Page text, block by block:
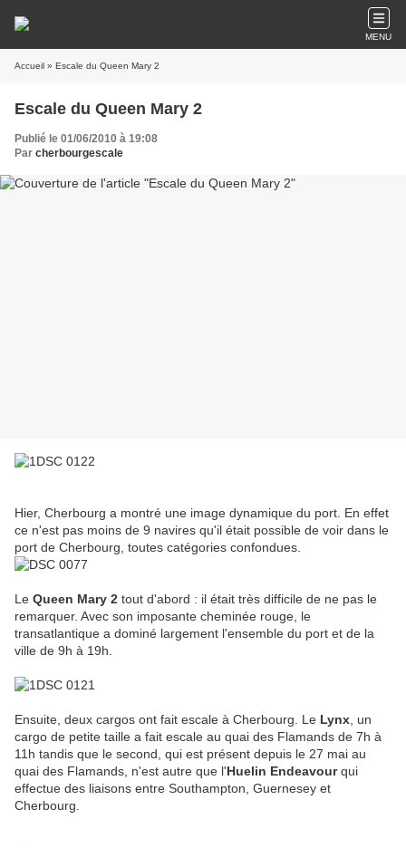
MENU
Accueil » Escale du Queen Mary 2
Escale du Queen Mary 2
Publié le 01/06/2010 à 19:08
Par cherbourgescale
Hier, Cherbourg a montré une image dynamique du port. En effet
ce n'est pas moins de 9 navires qu'il était possible de voir dans le
port de Cherbourg, toutes catégories confondues.
Le Queen Mary 2 tout d'abord : il était très difficile de ne pas le
remarquer. Avec son imposante cheminée rouge, le
transatlantique a dominé largement l'ensemble du port et de la
ville de 9h à 19h.
Ensuite, deux cargos ont fait escale à Cherbourg. Le Lynx , un
cargo de petite taille a fait escale au quai des Flamands de 7h à
11h tandis que le second, qui est présent depuis le 27 mai au
quai des Flamands, n'est autre que l'Huelin Endeavourqui
effectue des liaisons entre Southampton, Guernesey et
Cherbourg.